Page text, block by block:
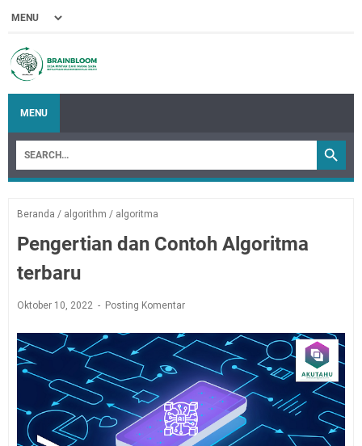
MENU
Beranda / algorithm / algoritma
Pengertian dan Contoh Algoritma
terbaru
Oktober 10, 2022 Posting Komentar